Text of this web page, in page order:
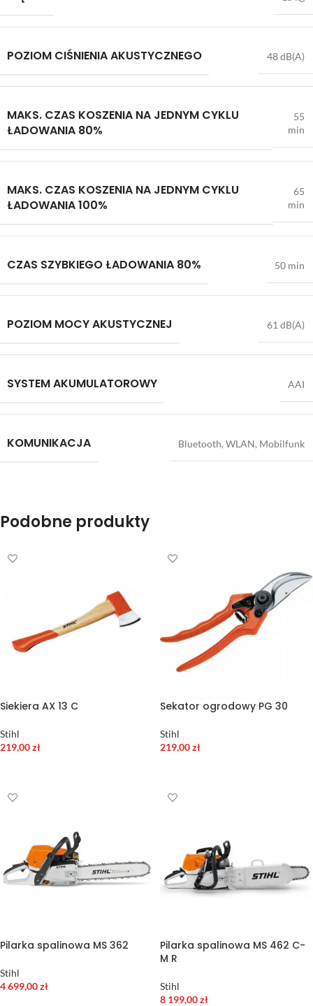
POZIOM CIŚNIENIA AKUSTYCZNEGO 48 dB(A)
MAKS. CZAS KOSZENIA NA JEDNYM CYKLU
ŁADOWANIA 80%
55
min
MAKS. CZAS KOSZENIA NA JEDNYM CYKLU
ŁADOWANIA 100%
65
min
CZAS SZYBKIEGO ŁADOWANIA 80% 50 min
POZIOM MOCY AKUSTYCZNEJ 61 dB(A)
SYSTEM AKUMULATOROWY AAI
KOMUNIKACJA Bluetooth, WLAN, Mobilfunk
Podobne produkty
Siekiera AX 13 C
Stihl
219,00zł
Sekator ogrodowy PG 30
Stihl
219,00zł
Pilarka spalinowa MS 362
Stihl
4 699,00zł
Pilarka spalinowa MS 462 C-
M R
Stihl
8 199,00zł